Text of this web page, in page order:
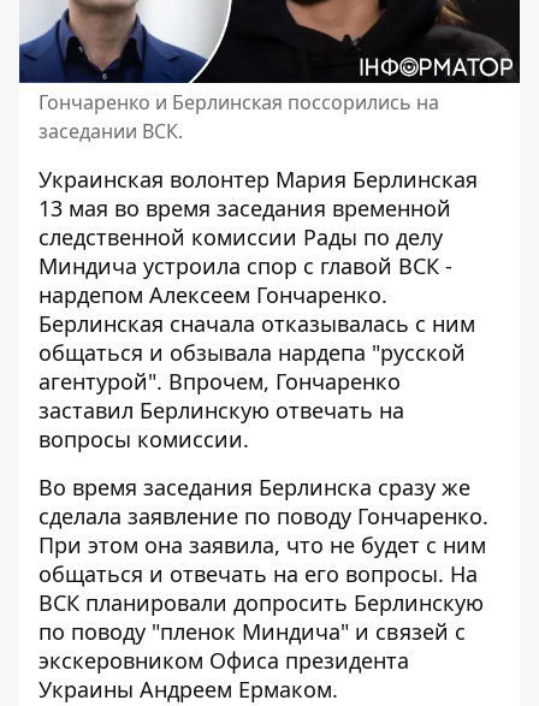
Гончаренко и Берлинская поссорились на
заседании ВСК.
Украинская волонтер Мария Берлинская
13 мая во время заседания временной
следственной комиссии Рады по делу
Миндича устроила спор с главой ВСК -
нардепом Алексеем Гончаренко.
Берлинская сначала отказывалась с ним
общаться и обзывала нардепа "русской
агентурой". Впрочем, Гончаренко
заставил Берлинскую отвечать на
вопросы комиссии.
Во время заседания Берлинска сразу же
сделала заявление по поводу Гончаренко.
При этом она заявила, что не будет с ним
общаться и отвечать на его вопросы. На
ВСК планировали допросить Берлинскую
по поводу "пленок Миндича" и связей с
экскеровником Офиса президента
Украины Андреем Ермаком.